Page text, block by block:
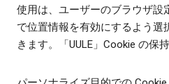
使用は、ユーザーのブラウザ設
で位置情報を有効にするよう選
きます。「UULE」Cookie の保